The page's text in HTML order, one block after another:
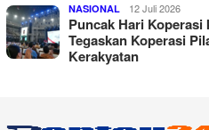
NASIONAL 12 Juli 2026
Puncak Hari Koperasi
Tegaskan Koperasi
Kerakyatan